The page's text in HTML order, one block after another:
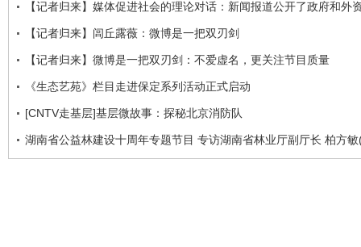
【记者归来】媒体促进社会的理论对话：新闻报道公开了政府和外
【记者归来】闾丘露薇：微博是一把双刃剑
【记者归来】微博是一把双刃剑：不爱虚名，更关注节目质量
《生态艺苑》栏目走进保定系列活动正式启动
[CNTV走基层]基层微故事：探秘北京消防队
湖南省公益林建设十周年专题节目 专访湖南省林业厅副厅长 柏方